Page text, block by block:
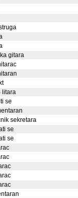
gitara
litara
se
sekretara
se
se